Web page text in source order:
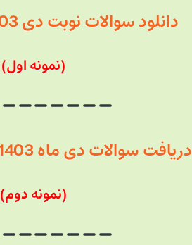
دانلود سوالات نوبت دی 1403+پاسخنامه
(نمونه اول)
دریافت سوالات دی ماه 1403 به همراه جواب
(نمونه دوم)